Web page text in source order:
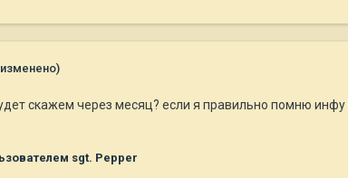
скажем через месяц? если я правильно помню
sgt. Pepper